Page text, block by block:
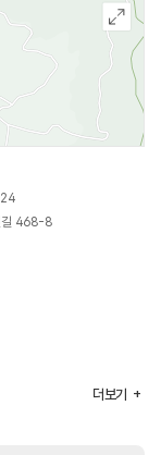
미리 준비하는 것이
반려견과 함께 서울
길 468-8
더보기